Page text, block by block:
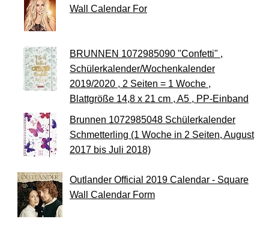
Wall Calendar For
BRUNNEN 1072985090 "Confetti" ,
Schülerkalender/Wochenkalender
2019/2020 , 2 Seiten = 1 Woche ,
Blattgröße 14,8 x 21 cm , A5 , PP-Einband
Brunnen 1072985048 Schülerkalender
Schmetterling (1 Woche in 2 Seiten, August
2017 bis Juli 2018)
Outlander Official 2019 Calendar - Square
Wall Calendar Form